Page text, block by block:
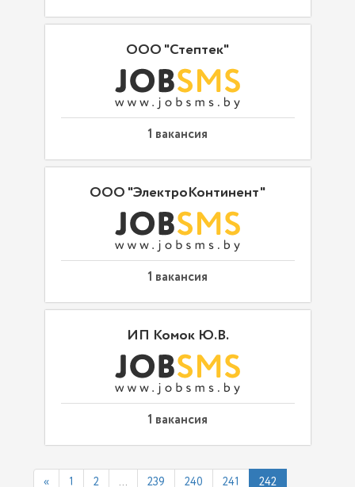
ООО "Стептек"
1 вакансия
ООО "ЭлектроКонтинент"
1 вакансия
ИП Комок Ю.В.
1 вакансия
« 1 2 ... 239 240 241 242